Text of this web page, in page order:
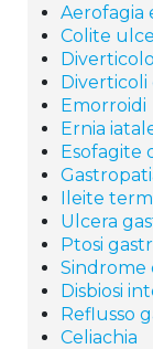
Aerofagia
Colite
Diverticoli
Emorroidi
Ernia
Esofagite
Ileite
Ulcera
Ptosi
Sindrome
Disbiosi
Reflusso
Celiachia